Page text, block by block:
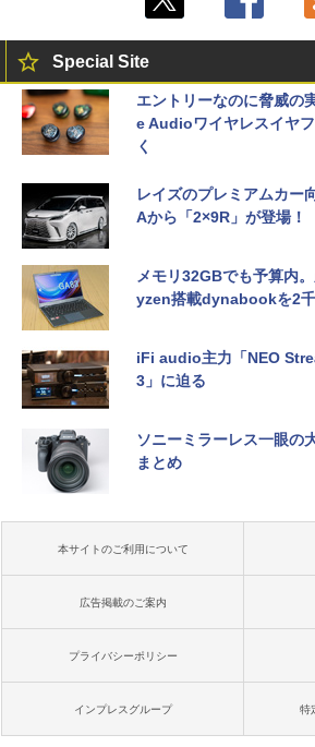
Special Site
エントリーなのに脅威の
e Audioワイヤレスイヤ
く
レイズのプレミアムカー
Aから「2×9R」が登場！
メモリ32GBでも予算内
yzen搭載dynabookを2
iFi audio主力「NEO
3」に迫る
ソニーミラーレス一眼の
まとめ
本サイトのご利用について
広告掲載のご案内
プライバシーポリシー
インプレスグループ 特